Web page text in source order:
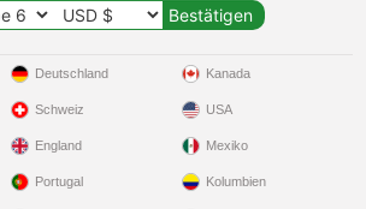
Deutschland
Schweiz
England
Portugal
Kanada
USA
Mexiko
Kolumbien